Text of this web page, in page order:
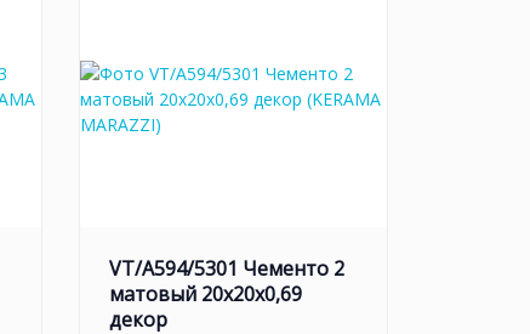
VT/A594/5301 Чементо 2
матовый 20x20x0,69
декор